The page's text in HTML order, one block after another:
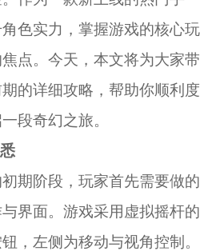
色实力，掌握游戏的核心玩
点。今天，本文将为大家带
的详细攻略，帮助你顺利度
段奇幻之旅。
期阶段，玩家首先需要做的
界面。游戏采用虚拟摇杆的
，左侧为移动与视角控制。